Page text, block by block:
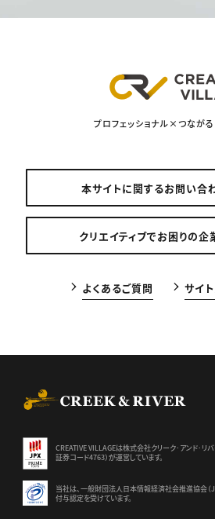
プロフェッショナル×つなが
本サイトに関するお問い合
クリエイティブでお困りの企
よくあるご質問 サイ
CREATIVE VILLAGEは株式会社クリーク･アンド･リ
証券コード4763）が運営しています。
当社は、一般財団法人日本情報経済社会推進協会（
付与認定を受けています。